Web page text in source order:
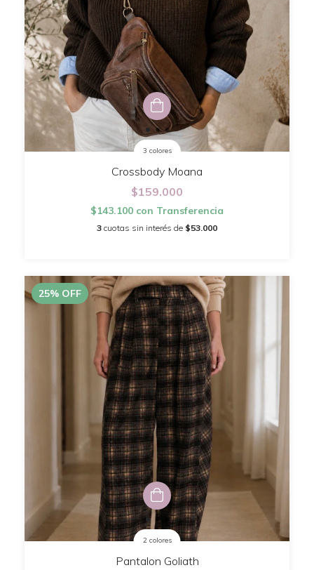
3 colores
Crossbody Moana
$159.000
$143.100 con Transferencia
3 cuotas sin interés de $53.000
25% OFF
2 colores
Pantalon Goliath